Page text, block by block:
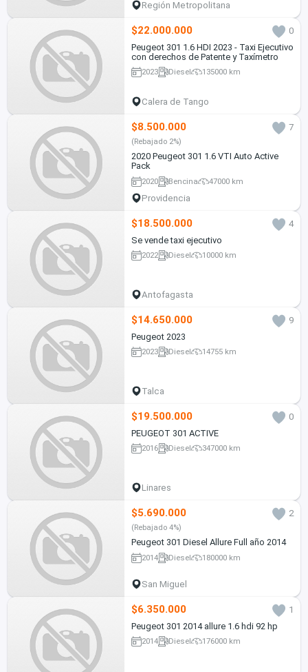
Región Metropolitana
$22.000.000
0
Peugeot 301 1.6 HDI 2023 - Taxi Ejecutivo
con derechos de Patente y Taxímetro
2023 Diesel 135000 km
Calera de Tango
$8.500.000 7
(Rebajado 2%)
2020 Peugeot 301 1.6 VTI Auto Active
Pack
2020 Bencina 47000 km
Providencia
$18.500.000
4
Se vende taxi ejecutivo
2022 Diesel 10000 km
Antofagasta
$14.650.000
9
Peugeot 2023
2023 Diesel 14755 km
Talca
$19.500.000
0
PEUGEOT 301 ACTIVE
2016 Diesel 347000 km
Linares
$5.690.000 2
(Rebajado 4%)
Peugeot 301 Diesel Allure Full año 2014
2014 Diesel 180000 km
San Miguel
$6.350.000
1
Peugeot 301 2014 allure 1.6 hdi 92 hp
2014 Diesel 176000 km